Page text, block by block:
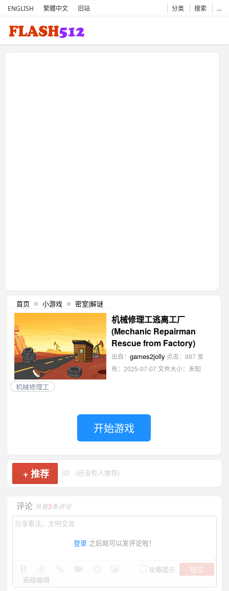
ENGLISH 繁體中文 旧站 分类 搜索 …
首页 » 小游戏 » 密室|解谜
机械修理工逃离工厂
(Mechanic Repairman
Rescue from Factory)
出自： games2jolly 点击：887 发
布：2025-07-07 文件大小：未知
机械修理工
开始游戏
+推荐 (0) (还没有人推荐)
评论 共有3条评论
登录 之后就可以发评论啦！
攻略提示
提交
高级编辑